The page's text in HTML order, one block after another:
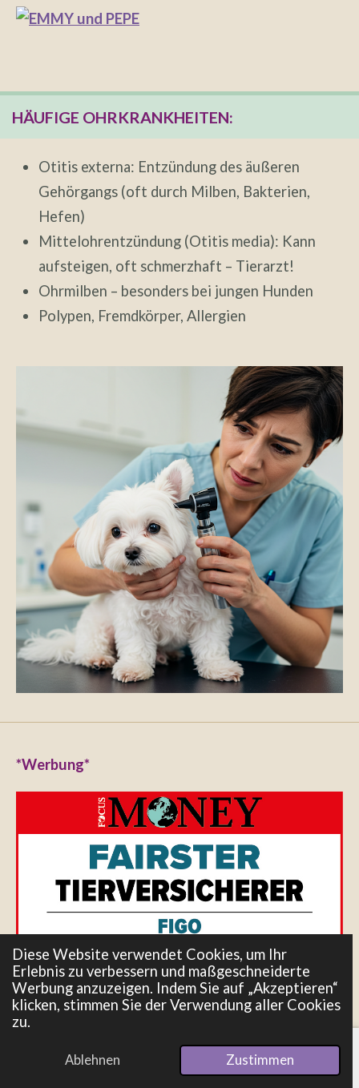
Diese Website verwendet Cookies, um Ihr
Erlebnis zu verbessern und maßgeschneiderte
Werbung anzuzeigen. Indem Sie auf „Akzeptieren“
klicken, stimmen Sie der Verwendung aller Cookies
zu.
Ablehnen Zustimmen
HÄUFIGE OHRKRANKHEITEN:
Otitis externa: Entzündung des äußeren
Gehörgangs (oft durch Milben, Bakterien,
Hefen)
Mittelohrentzündung (Otitis media): Kann
aufsteigen, oft schmerzhaft – Tierarzt!
Ohrmilben – besonders bei jungen Hunden
Polypen, Fremdkörper, Allergien
*Werbung*
E-Mail Pinterest